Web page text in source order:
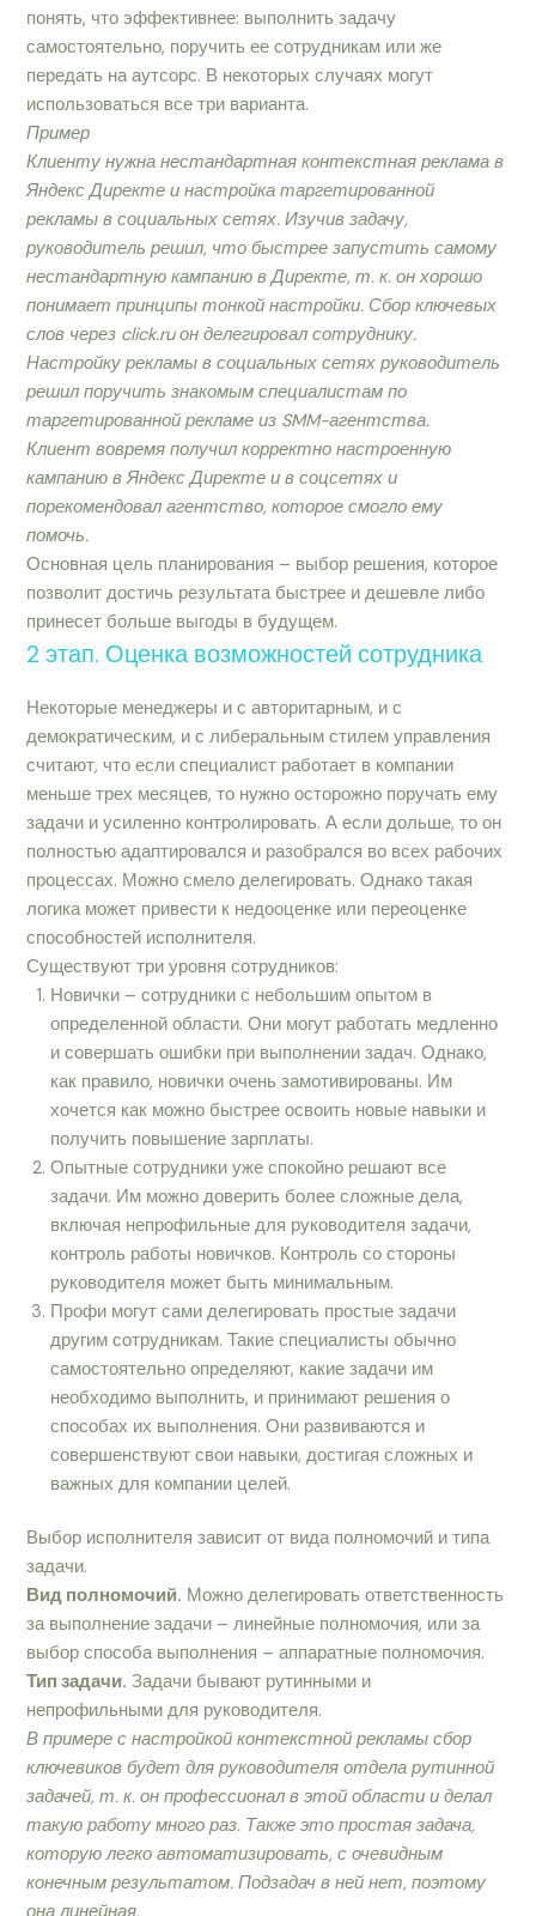
понять, что эффективнее: выполнить задачу
самостоятельно, поручить ее сотрудникам или же
передать на аутсорс. В некоторых случаях могут
использоваться все три варианта.
Пример
Клиенту нужна нестандартная контекстная реклама в
Яндекс Директе и настройка таргетированной
рекламы в социальных сетях. Изучив задачу,
руководитель решил, что быстрее запустить самому
нестандартную кампанию в Директе, т. к. он хорошо
понимает принципы тонкой настройки. Сбор ключевых
слов через click.ru он делегировал сотруднику.
Настройку рекламы в социальных сетях руководитель
решил поручить знакомым специалистам по
таргетированной рекламе из SMM-агентства.
Клиент вовремя получил корректно настроенную
кампанию в Яндекс Директе и в соцсетях и
порекомендовал агентство, которое смогло ему
помочь.
Основная цель планирования – выбор решения, которое
позволит достичь результата быстрее и дешевле либо
принесет больше выгоды в будущем.
2 этап. Оценка возможностей сотрудника
Некоторые менеджеры и с авторитарным, и с
демократическим, и с либеральным стилем управления
считают, что если специалист работает в компании
меньше трех месяцев, то нужно осторожно поручать ему
задачи и усиленно контролировать. А если дольше, то он
полностью адаптировался и разобрался во всех рабочих
процессах. Можно смело делегировать. Однако такая
логика может привести к недооценке или переоценке
способностей исполнителя.
Существуют три уровня сотрудников:
Новички – сотрудники с небольшим опытом в
определенной области. Они могут работать медленно
и совершать ошибки при выполнении задач. Однако,
как правило, новички очень замотивированы. Им
хочется как можно быстрее освоить новые навыки и
получить повышение зарплаты.
Опытные сотрудники уже спокойно решают все
задачи. Им можно доверить более сложные дела,
включая непрофильные для руководителя задачи,
контроль работы новичков. Контроль со стороны
руководителя может быть минимальным.
Профи могут сами делегировать простые задачи
другим сотрудникам. Такие специалисты обычно
самостоятельно определяют, какие задачи им
необходимо выполнить, и принимают решения о
способах их выполнения. Они развиваются и
совершенствуют свои навыки, достигая сложных и
важных для компании целей.
Выбор исполнителя зависит от вида полномочий и типа
задачи.
Вид полномочий. Можно делегировать ответственность
за выполнение задачи – линейные полномочия, или за
выбор способа выполнения – аппаратные полномочия.
Тип задачи. Задачи бывают рутинными и
непрофильными для руководителя.
В примере с настройкой контекстной рекламы сбор
ключевиков будет для руководителя отдела рутинной
задачей, т. к. он профессионал в этой области и делал
такую работу много раз. Также это простая задача,
которую легко автоматизировать, с очевидным
конечным результатом. Подзадач в ней нет, поэтому